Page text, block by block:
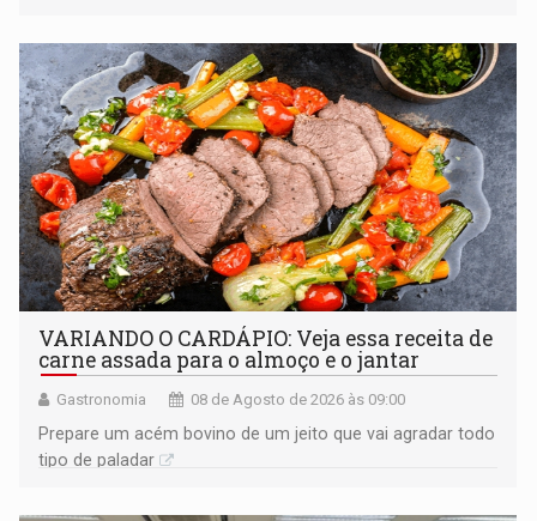
VARIANDO O CARDÁPIO: Veja essa receita de
carne assada para o almoço e o jantar
Gastronomia 08 de Agosto de 2026 às 09:00
Prepare um acém bovino de um jeito que vai agradar todo
tipo de paladar